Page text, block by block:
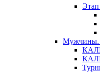
Мужчины.